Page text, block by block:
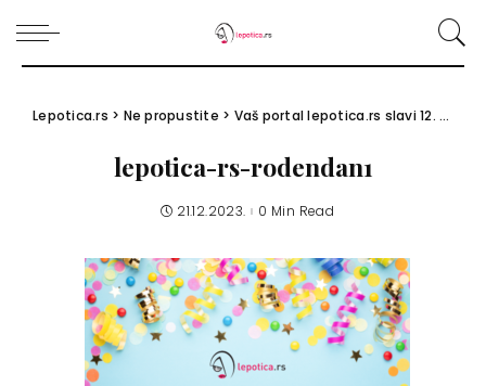
Lepotica.rs > Ne propustite > Vaš portal lepotica.rs slavi 12. rođendan i sprema vam sjajno DARIVANJE!
lepotica-rs-rodendan1
21.12.2023. 0 Min Read